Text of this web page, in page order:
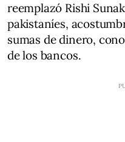
reemplazó Rishi
pakistaníes,
sumas de dinero,
de los bancos.